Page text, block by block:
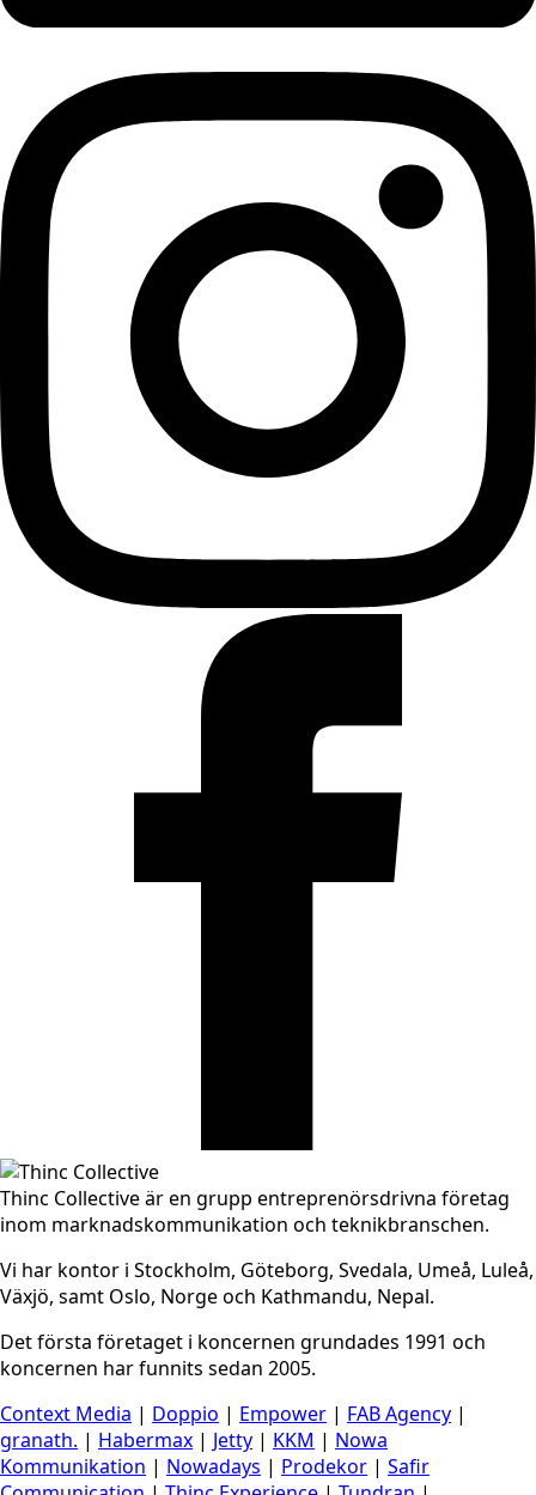
Thinc Collective är en grupp entreprenörsdrivna företag
inom marknadskommunikation och teknikbranschen.
Vi har kontor i Stockholm, Göteborg, Svedala, Umeå, Luleå,
Växjö, samt Oslo, Norge och Kathmandu, Nepal.
Det första företaget i koncernen grundades 1991 och
koncernen har funnits sedan 2005.
Context Media | Doppio | Empower | FAB Agency |
granath. | Habermax | Jetty | KKM | Nowa
Kommunikation | Nowadays | Prodekor | Safir